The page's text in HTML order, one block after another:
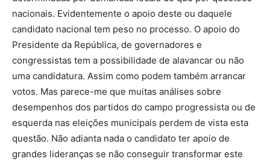
nacionais. Evidentemente o apoio deste ou daquele
candidato nacional tem peso no processo. O apoio do
Presidente da República, de governadores e
congressistas tem a possibilidade de alavancar ou não
uma candidatura. Assim como podem também arrancar
votos. Mas parece-me que muitas análises sobre
desempenhos dos partidos do campo progressista ou de
esquerda nas eleições municipais perdem de vista esta
questão. Não adianta nada o candidato ter apoio de
grandes lideranças se não conseguir transformar este